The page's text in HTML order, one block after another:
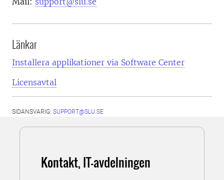
Länkar
Installera applikationer via Software Center
Licensavtal
SIDANSVARIG: SUPPORT@SLU.SE
Kontakt, IT-avdelningen